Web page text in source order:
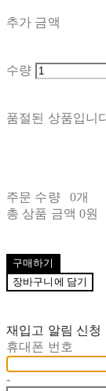
추가 금액
수량
품절된 상품입니
주문 수량
0개
총 상품 금액 0원
구매하기
장바구니에 담기
재입고 알림 신청
휴대폰 번호
-